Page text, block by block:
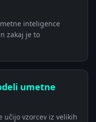
inteligence
zakaj je to
umetne
učijo vzorcev iz velikih